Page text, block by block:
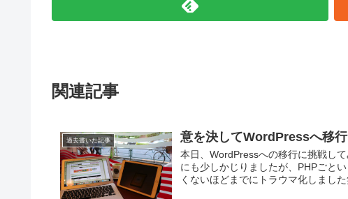
関連記事
過去書いた記事 意を決してWordPressへ移
本日、WordPressへの移行に挑戦し
にも少しかじりましたが、PHPごと
くないほどまでにトラウマ化しました